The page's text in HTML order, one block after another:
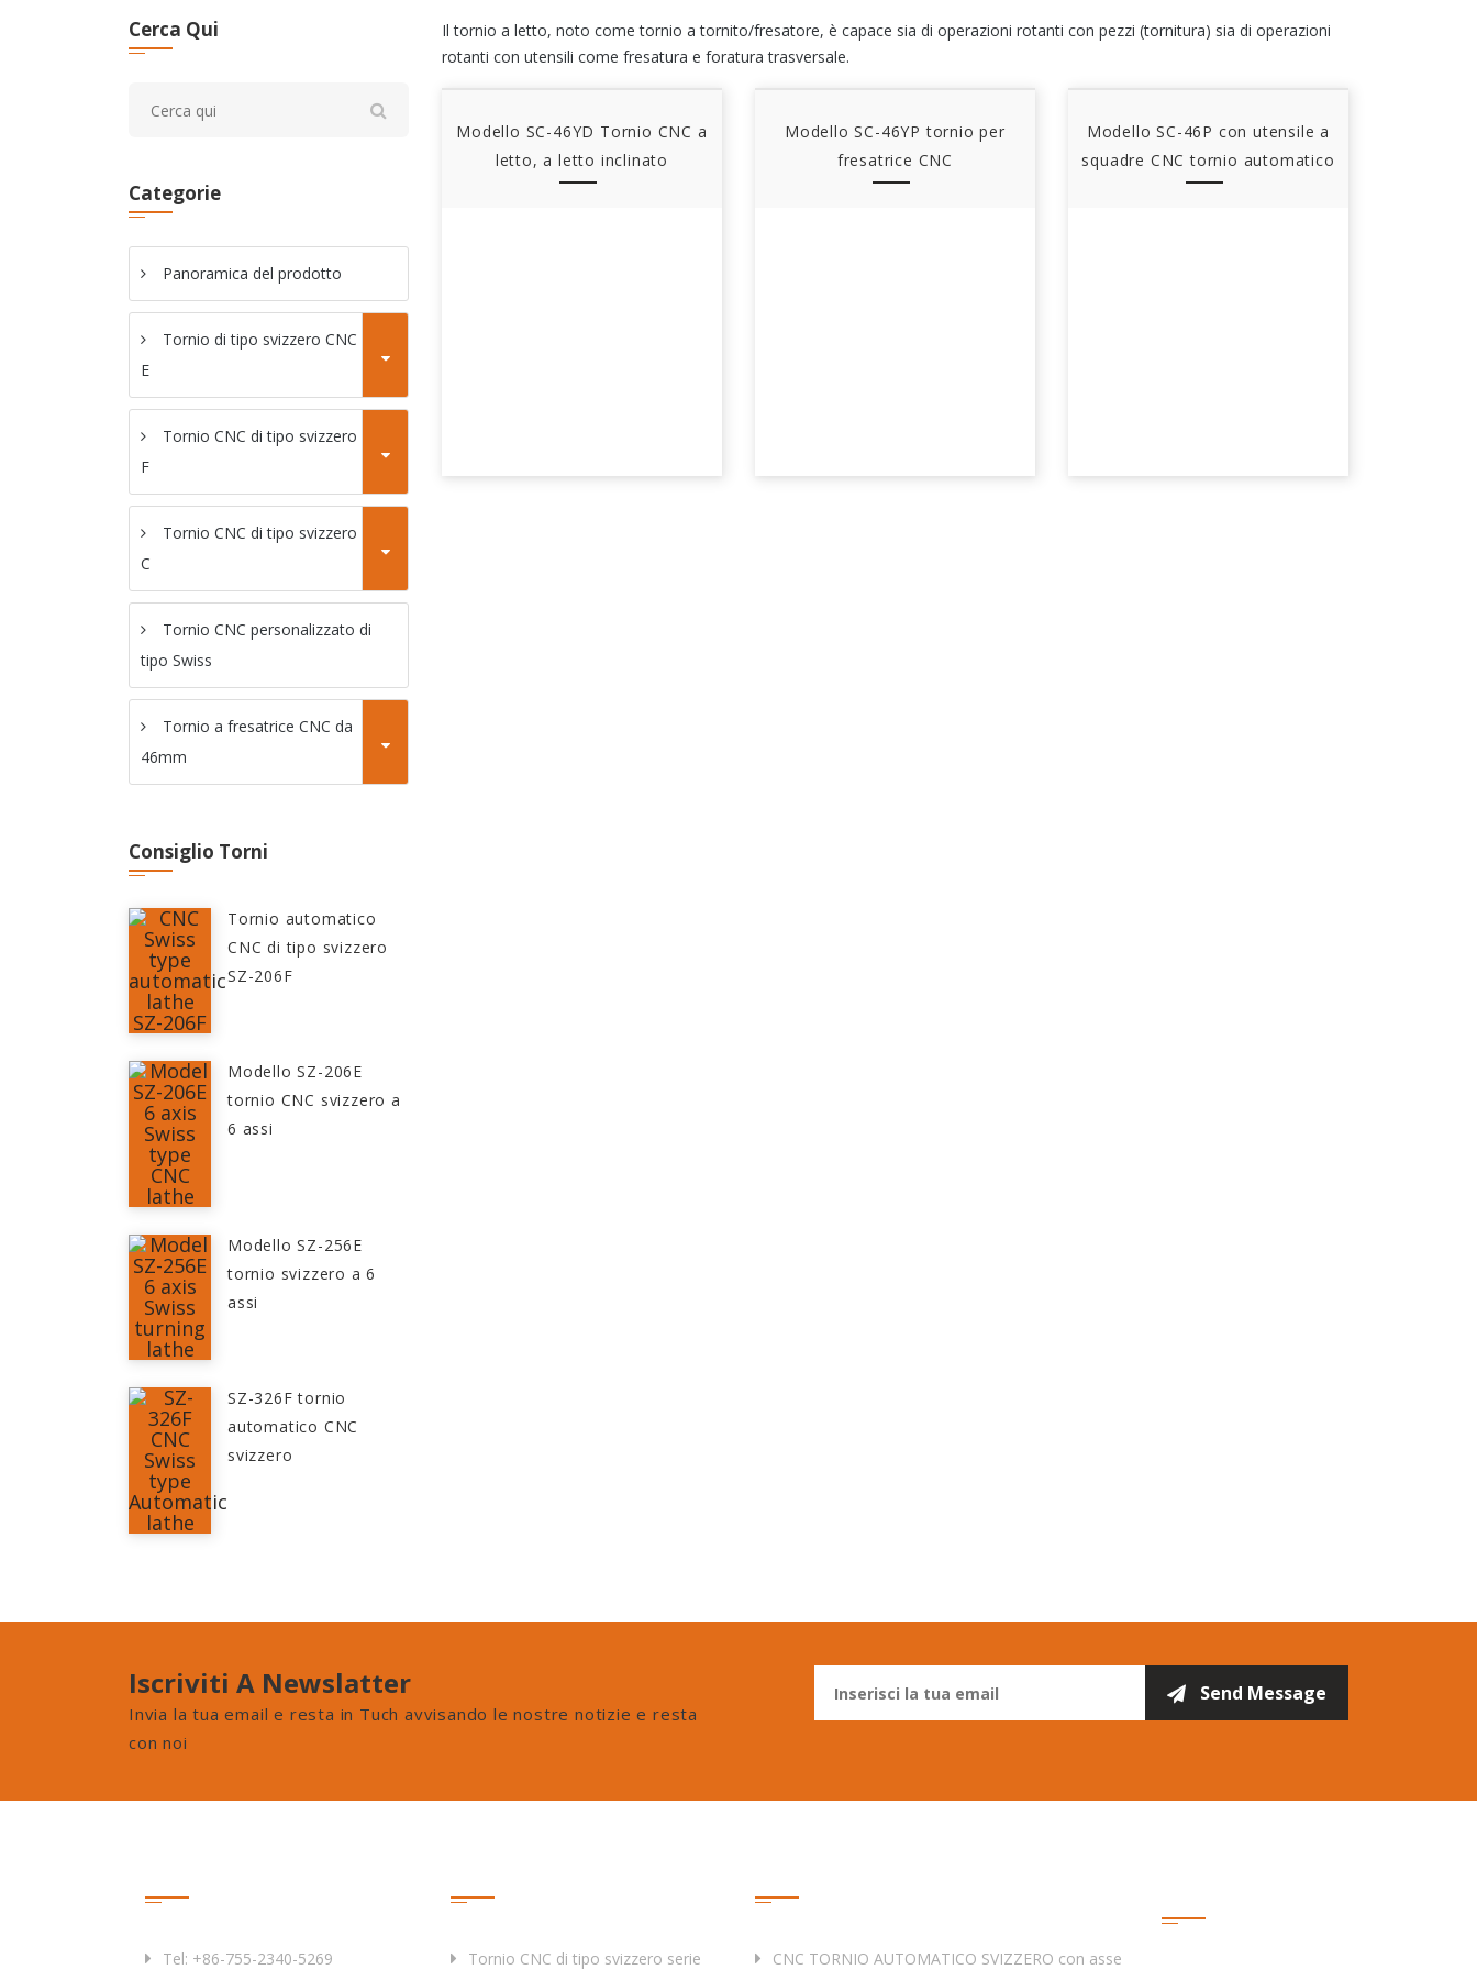
Cerca Qui
Categorie
Panoramica del prodotto
Tornio di tipo svizzero CNC serie
E
Tornio CNC di tipo svizzero serie
F
Tornio CNC di tipo svizzero serie
C
Tornio CNC personalizzato di
tipo Swiss
Tornio a fresatrice CNC da
46mm
Consiglio Torni
Tornio automatico
CNC di tipo svizzero
SZ-206F
Modello SZ-206E
tornio CNC svizzero a
6 assi
Modello SZ-256E
tornio svizzero a 6
assi
SZ-326F tornio
automatico CNC
svizzero
Il tornio a letto, noto come tornio a tornito/fresatore, è capace sia di operazioni rotanti con pezzi (tornitura) sia di operazioni
rotanti con utensili come fresatura e foratura trasversale.
Modello SC-46YD Tornio CNC a
letto, a letto inclinato
Modello SC-46YP tornio per
fresatrice CNC
Modello SC-46P con utensile a
squadre CNC tornio automatico
Iscriviti A Newslatter
Invia la tua email e resta in Tuch avvisando le nostre notizie e resta
con noi
Tel: +86-755-2340-5269 Tornio CNC di tipo svizzero serie CNC TORNIO AUTOMATICO SVIZZERO con asse